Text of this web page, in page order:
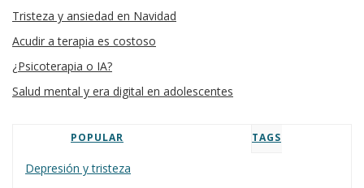
Tristeza y ansiedad en Navidad
Acudir a terapia es costoso
¿Psicoterapia o IA?
Salud mental y era digital en adolescentes
POPULAR TAGS
Depresión y tristeza